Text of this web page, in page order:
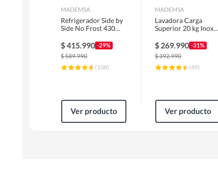
MADEMSA
Refrigerador Side by
Side No Frost 430
MAS430B
$415.990 -29%
$589.990
(108)
Ver producto
MADEMSA
Lavadora Carga
Superior 20 kg Inox
$ 269.990 -31%
$392.990
(49)
Ver producto